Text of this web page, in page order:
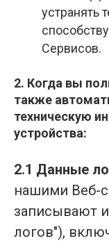
устранять
Сервисов.
2. Когда вы
также
техническую
устройства:
2.1 Данные
нашими Веб-
записывают
логов"),